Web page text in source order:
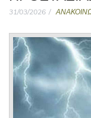
31/03/2026